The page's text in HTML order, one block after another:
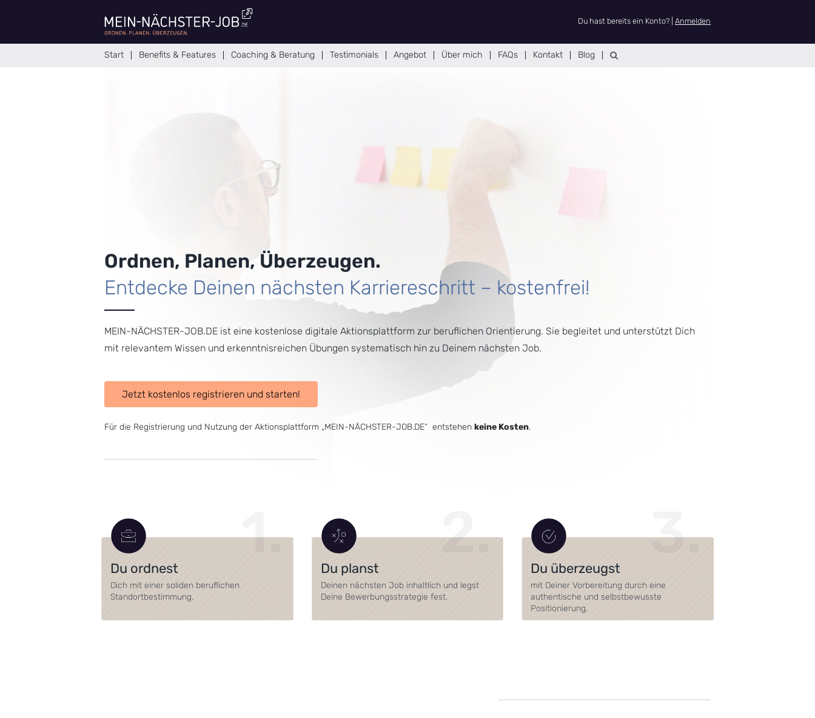
springen
Du hast bereits ein Konto? | Anmelden
Start Benefits & Features Coaching & Beratung Testimonials Angebot Über mich FAQs Kontakt Blog
Ordnen, Planen, Überzeugen.
Entdecke Deinen nächsten Karriereschritt – kostenfrei!
MEIN-NÄCHSTER-JOB.DE ist eine kostenlose digitale Aktionsplattform zur beruflichen Orientierung. Sie begleitet und unterstützt Dich
mit relevantem Wissen und erkenntnisreichen Übungen systematisch hin zu Deinem nächsten Job.
Jetzt kostenlos registrieren und starten!
Für die Registrierung und Nutzung der Aktionsplattform „MEIN-NÄCHSTER-JOB.DE“ entstehen keine Kosten.
Du ordnest
Dich mit einer soliden beruflichen
Standortbestimmung.
Du planst
Deinen nächsten Job inhaltlich und legst
Deine Bewerbungsstrategie fest.
Du überzeugst
mit Deiner Vorbereitung durch eine
authentische und selbstbewusste
Positionierung.